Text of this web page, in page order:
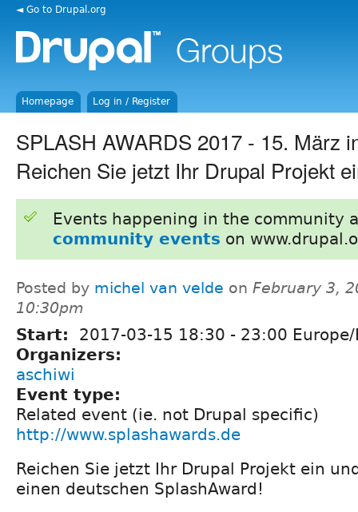
◄ Go to Drupal.org
Homepage Log in / Register
SPLASH AWARDS 2017 - 15. März
Reichen Sie jetzt Ihr Drupal Projekt
Events happening in the community
community events on
Posted by michel van velde on February 3,
10:30pm
Start: 2017-03-15 18:30 - 23:00
Organizers:
aschiwi
Event type:
Related event (ie. not Drupal specific)
http://www.splashawards.de
Reichen Sie jetzt Ihr Drupal Projekt ein
einen deutschen SplashAward!